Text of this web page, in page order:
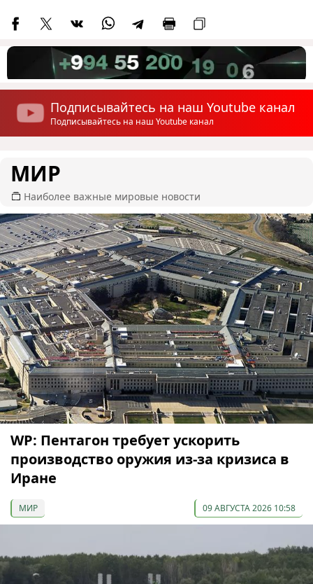
Подписывайтесь на наш Youtube канал
Подписывайтесь на наш Youtube канал
МИР
Наиболее важные мировые новости
WP: Пентагон требует ускорить
производство оружия из-за кризиса в
Иране
МИР 09 АВГУСТА 2026 10:58